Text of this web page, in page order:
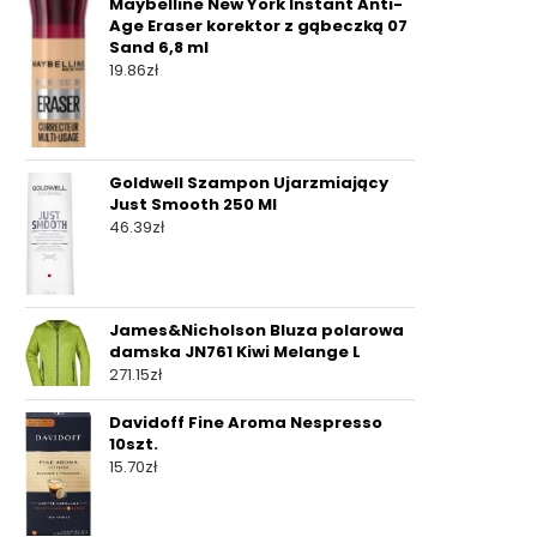
Age Eraser korektor z gąbeczką 07
Sand 6,8 ml
19.86zł
Goldwell Szampon Ujarzmiający
Just Smooth 250 Ml
46.39zł
James&Nicholson Bluza polarowa
damska JN761 Kiwi Melange L
271.15zł
Davidoff Fine Aroma Nespresso
10szt.
15.70zł